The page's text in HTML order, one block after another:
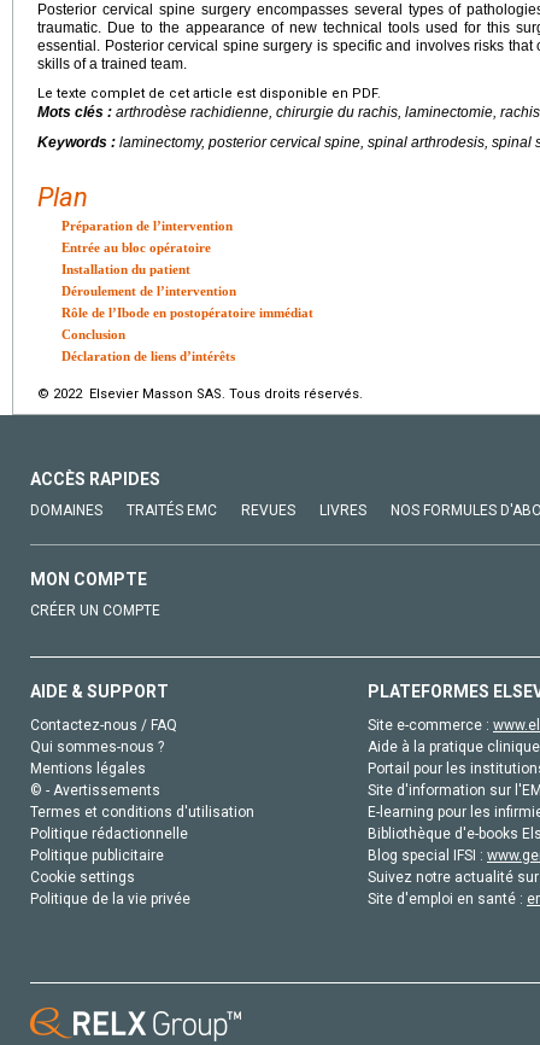
Posterior cervical spine surgery encompasses several types of
traumatic. Due to the appearance of new technical tools used for this
essential. Posterior cervical spine surgery is specific and involves risks
skills of a trained team.
Le texte complet de cet article est disponible en PDF.
Mots clés : arthrodèse rachidienne, chirurgie du rachis, laminectomie,
Keywords : laminectomy, posterior cervical spine, spinal arthrodesis, spinal
Plan
Préparation de l’intervention
Entrée au bloc opératoire
Installation du patient
Déroulement de l’intervention
Rôle de l’Ibode en postopératoire immédiat
Conclusion
Déclaration de liens d’intérêts
© 2022 Elsevier Masson SAS. Tous droits réservés.
ACCÈS RAPIDES
DOMAINES TRAITÉS EMC REVUES LIVRES NOS FORMULES
MON COMPTE
CRÉER UN COMPTE
AIDE & SUPPORT
Contactez-nous / FAQ
Qui sommes-nous ?
Mentions légales
© - Avertissements
Termes et conditions d'utilisation
Politique rédactionnelle
Politique publicitaire
Cookie settings
Politique de la vie privée
PLATEFORMES
Site e-commerce :
Aide à la pratique
Portail pour les
Site d'information sur
E-learning pour les
Bibliothèque d'e-books
Blog special IFSI :
Suivez notre actualité
Site d'emploi en santé :